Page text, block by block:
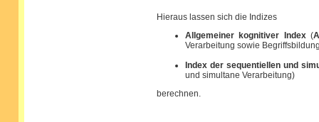
Hieraus lassen sich die Indizes
Allgemeiner kognitiver Index(
Verarbeitung sowie
Index der sequentiellen und
und simultane Verarbeitung)
berechnen.